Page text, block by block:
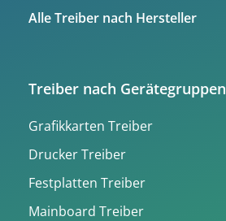
Alle Treiber nach Hersteller
Treiber nach Gerätegruppen
Grafikkarten Treiber
Drucker Treiber
Festplatten Treiber
Mainboard Treiber